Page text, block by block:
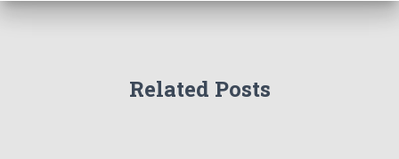
Related Posts